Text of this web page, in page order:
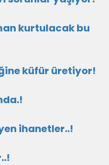
kurtulacak bu
küfür üretiyor!
ihanetler..!